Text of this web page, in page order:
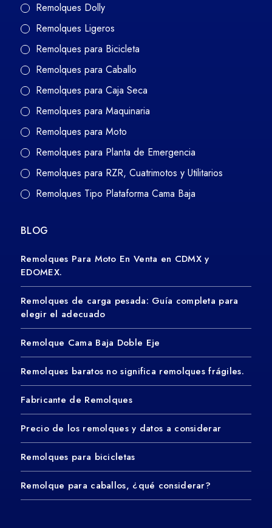
Remolques Dolly
Remolques Ligeros
Remolques para Bicicleta
Remolques para Caballo
Remolques para Caja Seca
Remolques para Maquinaria
Remolques para Moto
Remolques para Planta de Emergencia
Remolques para RZR, Cuatrimotos y Utilitarios
Remolques Tipo Plataforma Cama Baja
BLOG
Remolques Para Moto En Venta en CDMX y
EDOMEX.
Remolques de carga pesada: Guía completa para
elegir el adecuado
Remolque Cama Baja Doble Eje
Remolques baratos no significa remolques frágiles.
Fabricante de Remolques
Precio de los remolques y datos a considerar
Remolques para bicicletas
Remolque para caballos, ¿qué considerar?